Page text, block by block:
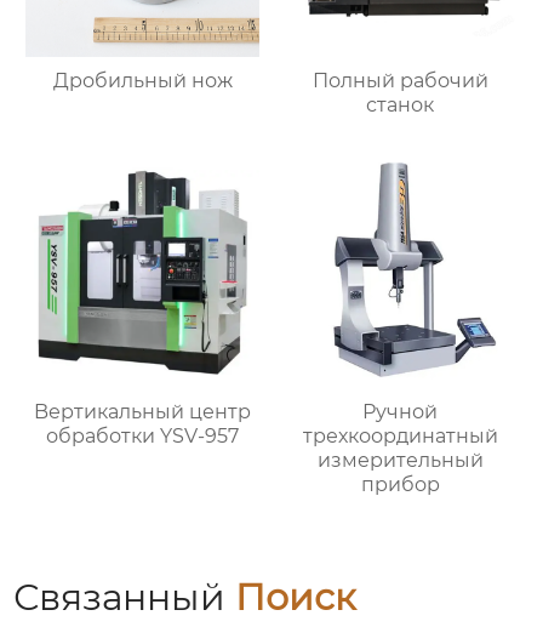
Дробильный нож
Полный рабочий
станок
Bертикальный центр
обработки YSV-957
Ручной
трехкоординатный
измерительный
прибор
Связанный Поиск